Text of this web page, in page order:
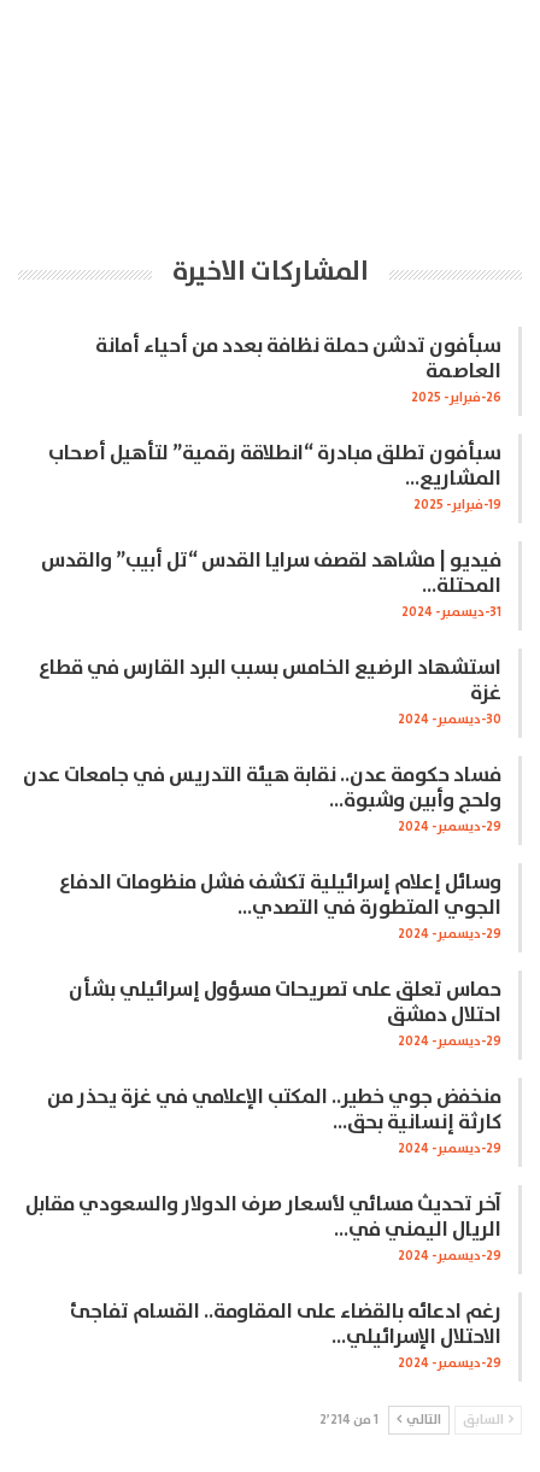
المشاركات الاخيرة
سبأفون تدشن حملة نظافة بعدد من أحياء أمانة
العاصمة
26-فبراير- 2025
سبأفون تطلق مبادرة “انطلاقة رقمية” لتأهيل أصحاب
المشاريع…
19-فبراير- 2025
فيديو | مشاهد لقصف سرايا القدس “تل أبيب” والقدس
المحتلة…
31-ديسمبر- 2024
استشهاد الرضيع الخامس بسبب البرد القارس في قطاع
غزة
30-ديسمبر- 2024
فساد حكومة عدن.. نقابة هيئة التدريس في جامعات عدن
ولحج وأبين وشبوة…
29-ديسمبر- 2024
وسائل إعلام إسرائيلية تكشف فشل منظومات الدفاع
الجوي المتطورة في التصدي…
29-ديسمبر- 2024
حماس تعلق على تصريحات مسؤول إسرائيلي بشأن
احتلال دمشق
29-ديسمبر- 2024
منخفض جوي خطير.. المكتب الإعلامي في غزة يحذر من
كارثة إنسانية بحق…
29-ديسمبر- 2024
آخر تحديث مسائي لأسعار صرف الدولار والسعودي مقابل
الريال اليمني في…
29-ديسمبر- 2024
رغم ادعائه بالقضاء على المقاومة.. القسام تفاجئ
الاحتلال الإسرائيلي…
29-ديسمبر- 2024
السابق التالي 1 من 2٬214